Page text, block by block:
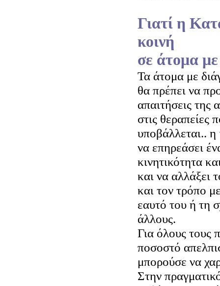
Γιατί η
κοινή
σε άτομα
Τα άτομα με
θα πρέπει να
απαιτήσεις της
στις θεραπείες
υποβάλλεται.. η
να επηρεάσει
κινητικότητα
και να αλλάξει
και τον τρόπο
εαυτό του ή τη
άλλους.
Για όλους τους
ποσοστό
μπορούσε να
Στην